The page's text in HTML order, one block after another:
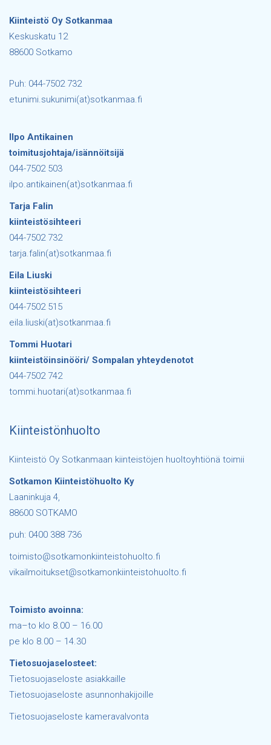
Kiinteistö Oy Sotkanmaa
Keskuskatu 12
88600 Sotkamo
Puh: 044-7502 732
etunimi.sukunimi(at)sotkanmaa.fi
Ilpo Antikainen
toimitusjohtaja/isännöitsijä
044-7502 503
ilpo.antikainen(at)sotkanmaa.fi
Tarja Falin
kiinteistösihteeri
044-7502 732
tarja.falin(at)sotkanmaa.fi
Eila Liuski
kiinteistösihteeri
044-7502 515
eila.liuski(at)sotkanmaa.fi
Tommi Huotari
kiinteistöinsinööri/ Sompalan yhteydenotot
044-7502 742
tommi.huotari(at)sotkanmaa.fi
Kiinteistönhuolto
Kiinteistö Oy Sotkanmaan kiinteistöjen huoltoyhtiönä toimii
Sotkamon Kiinteistöhuolto Ky
Laaninkuja 4,
88600 SOTKAMO
puh: 0400 388 736
toimisto@sotkamonkiinteistohuolto.fi
vikailmoitukset@sotkamonkiinteistohuolto.fi
Toimisto avoinna:
ma–to klo 8.00 – 16.00
pe klo 8.00 – 14.30
Tietosuojaselosteet:
Tietosuojaseloste asiakkaille
Tietosuojaseloste asunnonhakijoille
Tietosuojaseloste kameravalvonta